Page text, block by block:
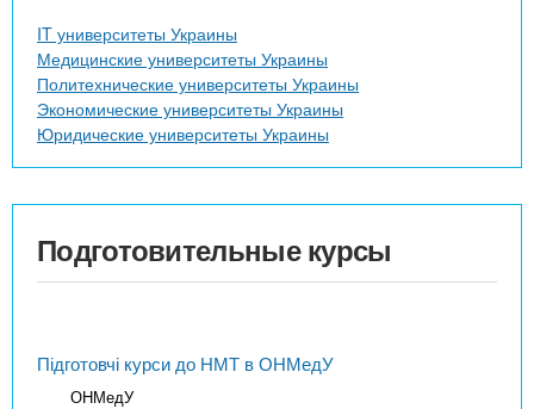
IT университеты Украины
Медицинские университеты Украины
Политехнические университеты Украины
Экономические университеты Украины
Юридические университеты Украины
Подготовительные курсы
Підготовчі курси до НМТ в ОНМедУ
ОНМедУ